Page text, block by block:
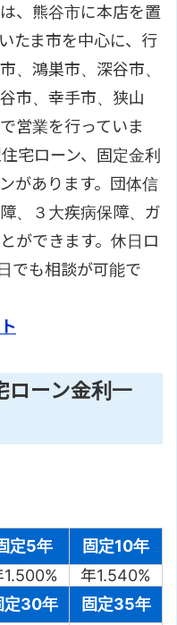
、熊谷市に本店を置
たま市を中心に、行
、鴻巣市、深谷市、
市、幸手市、狭山
営業を行っていま
宅ローン、固定金利
があります。団体信
、３大疾病保障、ガ
ができます。休日ロ
でも相談が可能で
ローン金利一
定5年
固定10年
1.500%
年1.540%
定30年
固定35年